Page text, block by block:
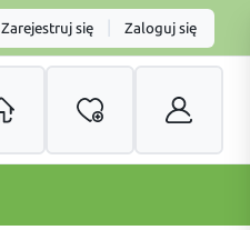
Zarejestruj się Zaloguj się